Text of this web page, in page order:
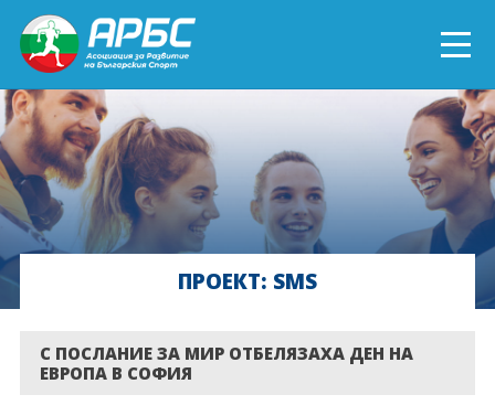
ENGLISH
СПОРТ БЛИЗО ДО ТЕБ
ТЕКУЩИ ПРОЕКТИ
ОНЛАЙН ОБУЧЕНИЯПРОЕКТ: SMS
С ПОСЛАНИЕ ЗА МИР ОТБЕЛЯЗАХА ДЕН НА
ЕВРОПА В СОФИЯ